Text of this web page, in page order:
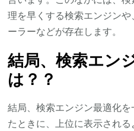
理を早くする検索エンジン
ーラーなどが存在します。
結局、検索エン
は？？
結局、検索エンジン最適化
たときに、上位に表示される